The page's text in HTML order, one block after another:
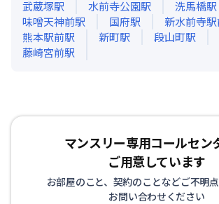
武蔵塚駅 水前寺公園駅 洗馬橋駅
味噌天神前駅 国府駅 新水前寺
熊本駅前駅 新町駅 段山町駅
藤崎宮前駅
マンスリー専用コールセン
ご用意しています
お部屋のこと、契約のことなどご不明
お問い合わせください